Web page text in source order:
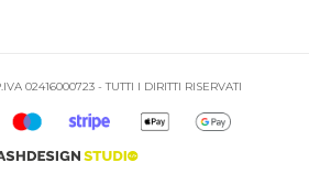
02416000723 - TUTTI I DIRITTI RISERVATI